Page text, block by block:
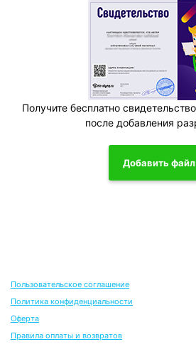
Высшее благо достигается
Шопенгауэр А.
Получите бесплатно
после добавления
Добавить файл
Пользовательское соглашение
Политика конфиденциальности
Оферта
Правила оплаты и возвратов